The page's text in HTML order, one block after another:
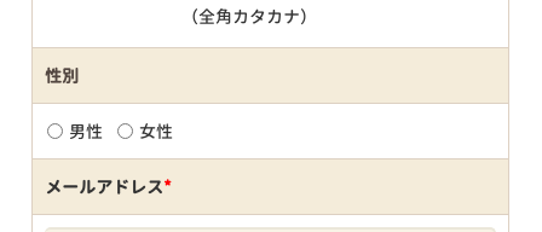
（全角カタカナ）
性別
男性 女性
メールアドレス*